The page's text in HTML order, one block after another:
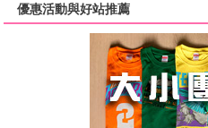
優惠活動與好站推薦